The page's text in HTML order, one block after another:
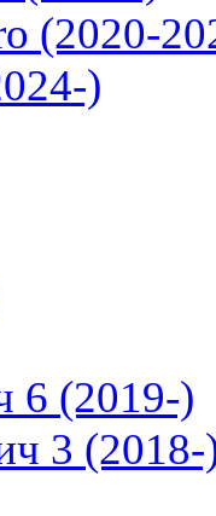
(2020-
)
6 (2019-)
3 (2018-